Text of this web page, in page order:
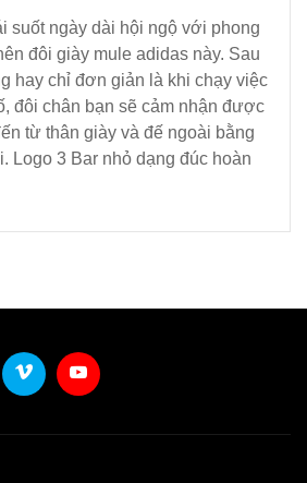
suốt ngày dài hội ngộ với phong
đôi giày mule adidas này. Sau
hay chỉ đơn giản là khi chạy việc
đôi chân bạn sẽ cảm nhận được
từ thân giày và đế ngoài bằng
Logo 3 Bar nhỏ dạng đúc hoàn